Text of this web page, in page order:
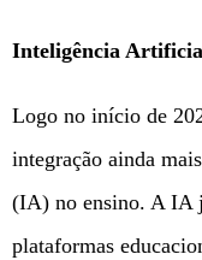
Inteligência
Logo no início de
integração ainda
(IA) no ensino. A IA
plataformas